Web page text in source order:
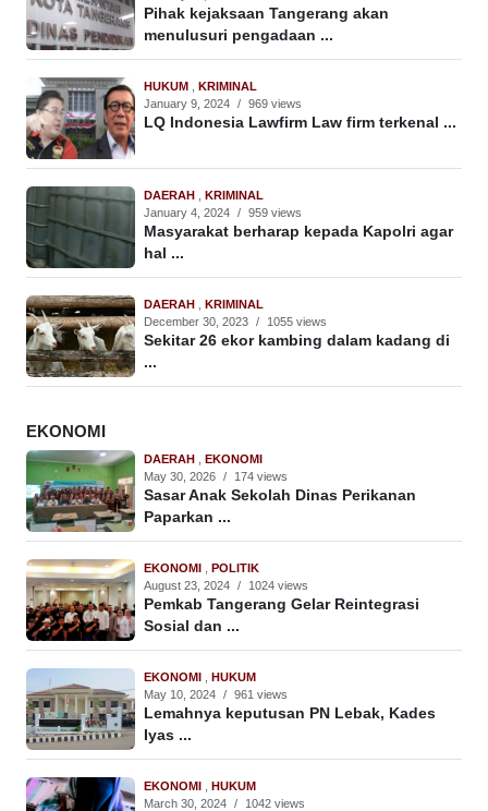
Pihak kejaksaan Tangerang akan
menulusuri pengadaan ...
HUKUM
KRIMINAL
January 9, 2024 / 969 views
LQ Indonesia Lawfirm Law firm terkenal ...
DAERAH
KRIMINAL
January 4, 2024 / 959 views
Masyarakat berharap kepada Kapolri agar
hal ...
DAERAH
KRIMINAL
December 30, 2023 / 1055 views
Sekitar 26 ekor kambing dalam kadang di
...
EKONOMI
DAERAH
EKONOMI
May 30, 2026 / 174 views
Sasar Anak Sekolah Dinas Perikanan
Paparkan ...
EKONOMI
POLITIK
August 23, 2024 / 1024 views
Pemkab Tangerang Gelar Reintegrasi
Sosial dan ...
EKONOMI
HUKUM
May 10, 2024 / 961 views
Lemahnya keputusan PN Lebak, Kades
Iyas ...
EKONOMI
HUKUM
March 30, 2024 / 1042 views